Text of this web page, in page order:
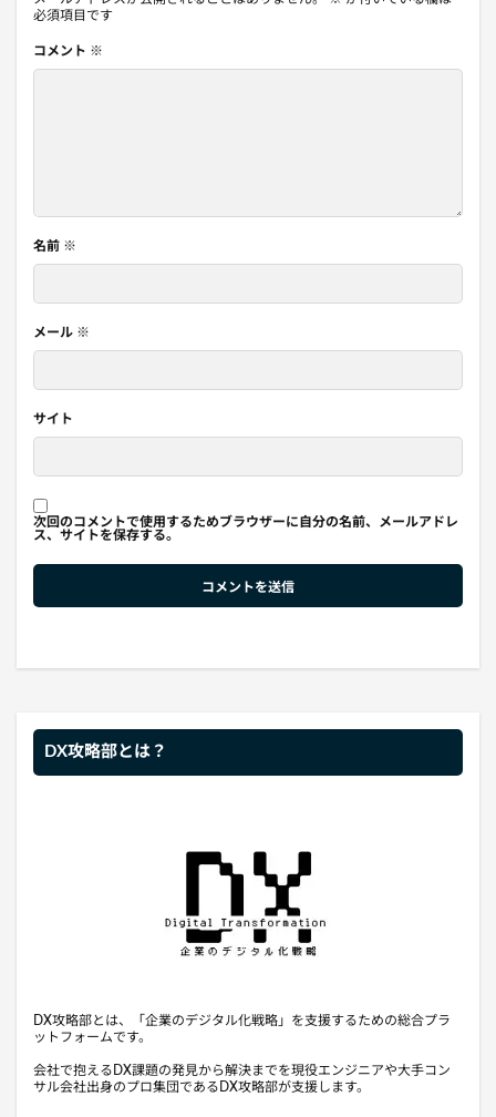
必須項目です
コメント ※
名前 ※
メール ※
サイト
次回のコメントで使用するためブラウザーに自分の名前、メールアドレ
ス、サイトを保存する。
DX攻略部とは？
DX攻略部とは、「企業のデジタル化戦略」を支援するための総合プラ
ットフォームです。
会社で抱えるDX課題の発見から解決までを現役エンジニアや大手コン
サル会社出身のプロ集団であるDX攻略部が支援します。